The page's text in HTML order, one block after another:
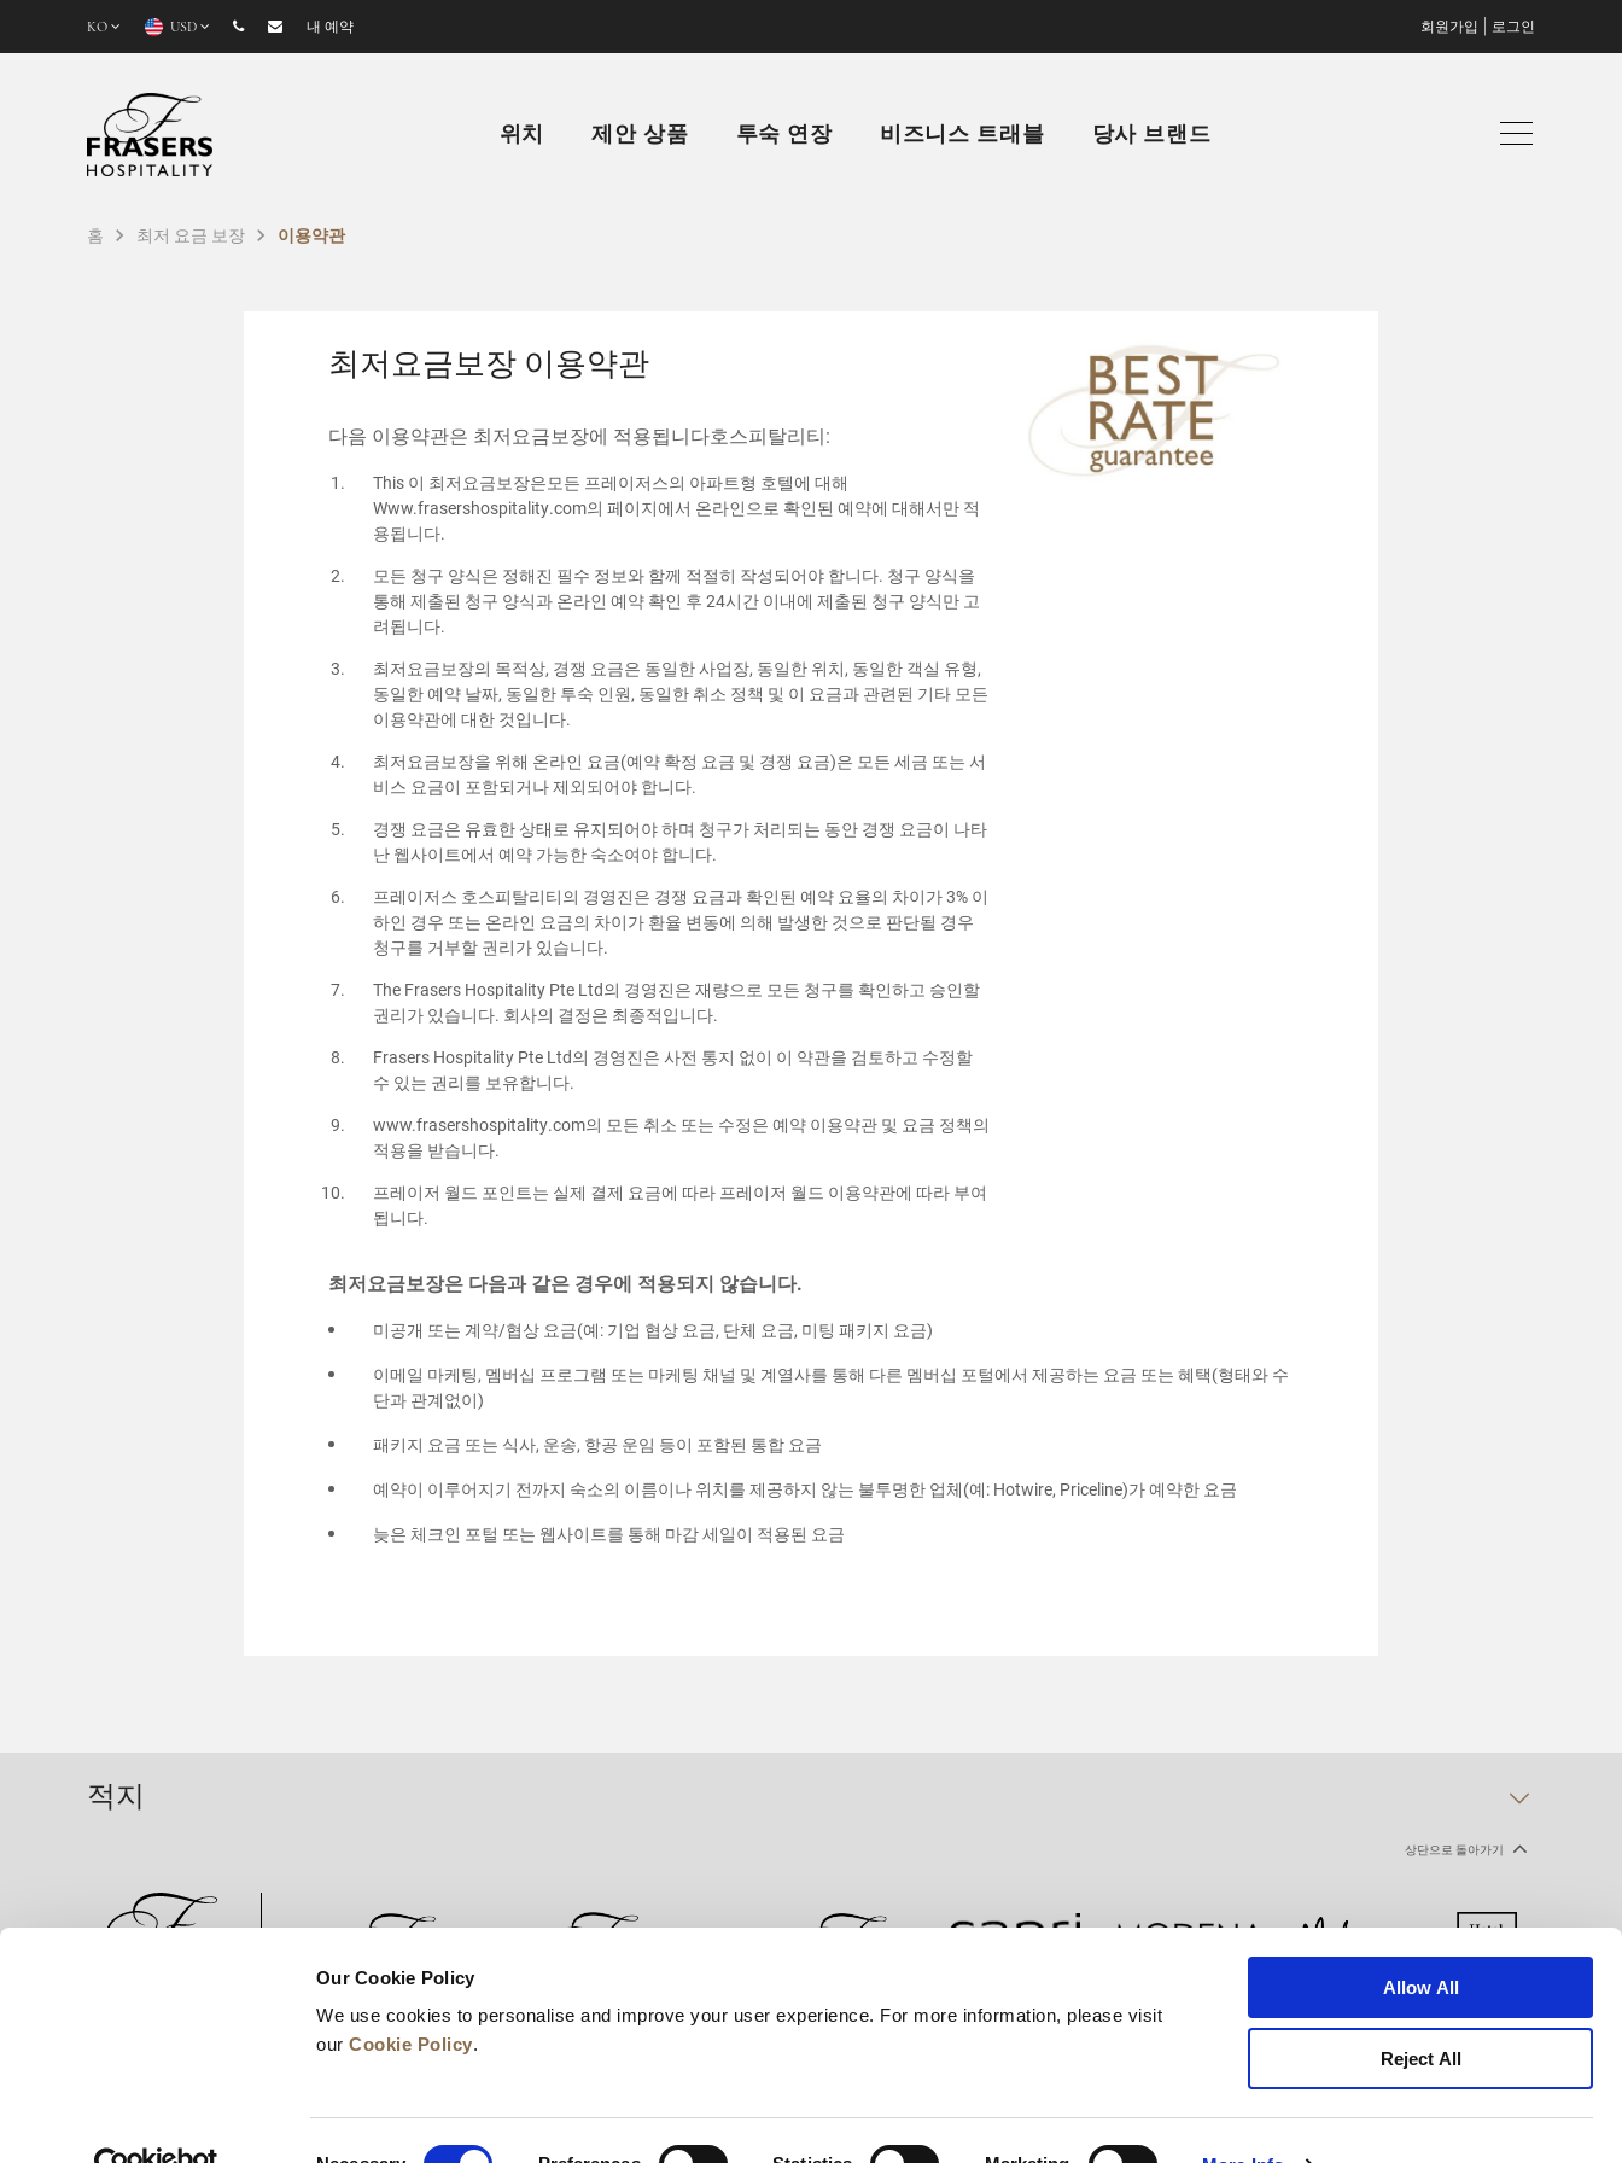
Our Cookie Policy
We use cookies to personalise and improve your user experience. For more information, please visit
ourCookie Policy.
Allow All
Reject All
KO USD 내 예약 회원가입 로그인
위치 제안 상품 투숙 연장 비즈니스 트래블 당사 브랜드
홈 최저 요금 보장 이용약관
최저요금보장 이용약관
다음 이용약관은 최저요금보장에 적용됩니다호스피탈리티:
This 이 최저요금보장은모든 프레이저스의 아파트형 호텔에 대해
Www.frasershospitality.com의 페이지에서 온라인으로 확인된 예약에 대해서만 적
용됩니다.
모든 청구 양식은 정해진 필수 정보와 함께 적절히 작성되어야 합니다. 청구 양식을
통해 제출된 청구 양식과 온라인 예약 확인 후 24시간 이내에 제출된 청구 양식만 고
려됩니다.
최저요금보장의 목적상, 경쟁 요금은 동일한 사업장, 동일한 위치, 동일한 객실 유형,
동일한 예약 날짜, 동일한 투숙 인원, 동일한 취소 정책 및 이 요금과 관련된 기타 모든
이용약관에 대한 것입니다.
최저요금보장을 위해 온라인 요금(예약 확정 요금 및 경쟁 요금)은 모든 세금 또는 서
비스 요금이 포함되거나 제외되어야 합니다.
경쟁 요금은 유효한 상태로 유지되어야 하며 청구가 처리되는 동안 경쟁 요금이 나타
난 웹사이트에서 예약 가능한 숙소여야 합니다.
프레이저스 호스피탈리티의 경영진은 경쟁 요금과 확인된 예약 요율의 차이가 3% 이
하인 경우 또는 온라인 요금의 차이가 환율 변동에 의해 발생한 것으로 판단될 경우
청구를 거부할 권리가 있습니다.
The Frasers Hospitality Pte Ltd의 경영진은 재량으로 모든 청구를 확인하고 승인할
권리가 있습니다. 회사의 결정은 최종적입니다.
Frasers Hospitality Pte Ltd의 경영진은 사전 통지 없이 이 약관을 검토하고 수정할
수 있는 권리를 보유합니다.
www.frasershospitality.com의 모든 취소 또는 수정은 예약 이용약관 및 요금 정책의
적용을 받습니다.
프레이저 월드 포인트는 실제 결제 요금에 따라 프레이저 월드 이용약관에 따라 부여
됩니다.
최저요금보장은 다음과 같은 경우에 적용되지 않습니다.
미공개 또는 계약/협상 요금(예: 기업 협상 요금, 단체 요금, 미팅 패키지 요금)
이메일 마케팅, 멤버십 프로그램 또는 마케팅 채널 및 계열사를 통해 다른 멤버십 포털에서 제공하는 요금 또는 혜택(형태와 수
단과 관계없이)
패키지 요금 또는 식사, 운송, 항공 운임 등이 포함된 통합 요금
예약이 이루어지기 전까지 숙소의 이름이나 위치를 제공하지 않는 불투명한 업체(예: Hotwire, Priceline)가 예약한 요금
늦은 체크인 포털 또는 웹사이트를 통해 마감 세일이 적용된 요금
적지
상단으로 돌아가기
비즈니스 개발